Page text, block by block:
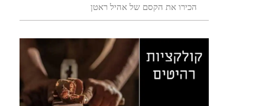
הכירו את הקסם של אהיל ראטן